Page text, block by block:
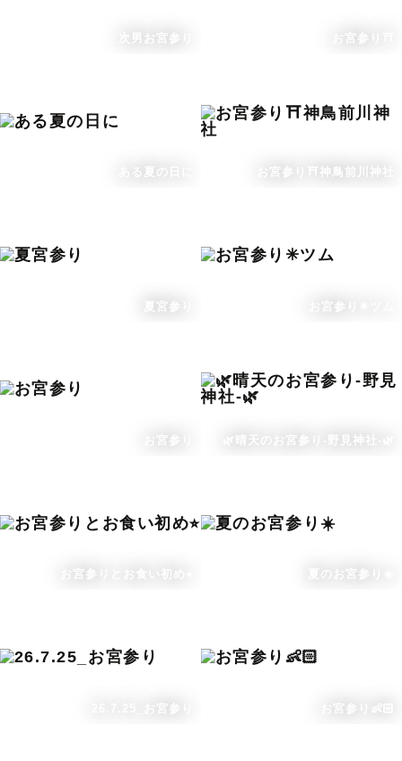
次男お宮参り お宮参り⛩️
ある夏の日に お宮参り⛩️神鳥前川神社
夏宮参り お宮参り✳︎ツム
お宮参り 🌿晴天のお宮参り-野見神社-🌿
お宮参りとお食い初め⭐︎ 夏のお宮参り☀️
26.7.25_お宮参り お宮参り👶🏻